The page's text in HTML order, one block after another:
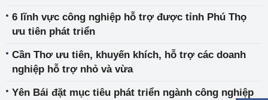
6 lĩnh vực công nghiệp hỗ trợ được tỉnh Phú Thọ
ưu tiên phát triển
Cần Thơ ưu tiên, khuyến khích, hỗ trợ các doanh
nghiệp hỗ trợ nhỏ và vừa
Yên Bái đặt mục tiêu phát triển ngành công nghiệp